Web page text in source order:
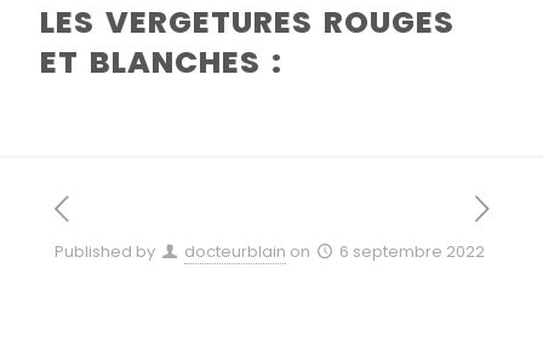
LES VERGETURES ROUGES
ET BLANCHES :
Published by docteurblain on 6 septembre 2022